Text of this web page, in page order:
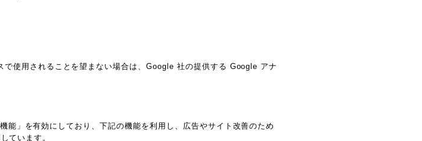
使用されることを望まない場合は、Google 社の提供する Google アナ
能」を有効にしており、下記の機能を利用し、広告やサイト改善のため
ています。